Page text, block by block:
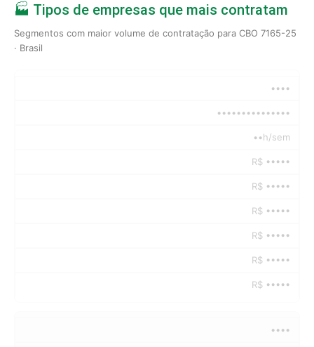
🏭 Tipos de empresas que mais contratam
Segmentos com maior volume de contratação para CBO 7165-25
· Brasil
••••
•••••••••••••••
••h/sem
R$ •••••
R$ •••••
R$ •••••
R$ •••••
R$ •••••
R$ •••••
••••